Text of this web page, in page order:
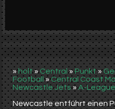
Video suchen
»holt»Central»Punkt»
Football »Central Coast
Newcastle Jets»A-League
Newcastle entführt einen